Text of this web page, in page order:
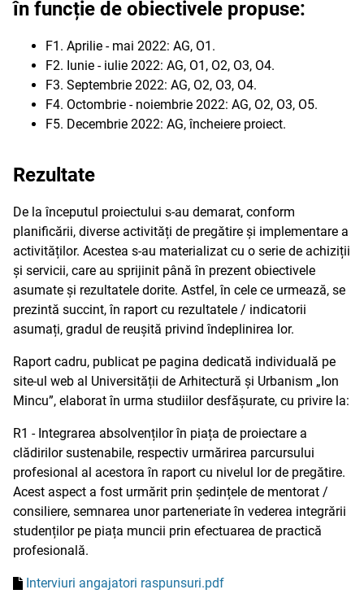
în funcție de obiectivele propuse:
F1. Aprilie - mai 2022: AG, O1.
F2. Iunie - iulie 2022: AG, O1, O2, O3, O4.
F3. Septembrie 2022: AG, O2, O3, O4.
F4. Octombrie - noiembrie 2022: AG, O2, O3, O5.
F5. Decembrie 2022: AG, încheiere proiect.
Rezultate
De la începutul proiectului s-au demarat, conform
planificării, diverse activități de pregătire și implementare a
activităților. Acestea s-au materializat cu o serie de achiziții
și servicii, care au sprijinit până în prezent obiectivele
asumate și rezultatele dorite. Astfel, în cele ce urmează, se
prezintă succint, în raport cu rezultatele / indicatorii
asumați, gradul de reușită privind îndeplinirea lor.
Raport cadru, publicat pe pagina dedicată individuală pe
site-ul web al Universității de Arhitectură și Urbanism „Ion
Mincu”, elaborat în urma studiilor desfășurate, cu privire la:
R1 - Integrarea absolvenților în piața de proiectare a
clădirilor sustenabile, respectiv urmărirea parcursului
profesional al acestora în raport cu nivelul lor de pregătire.
Acest aspect a fost urmărit prin ședințele de mentorat /
consiliere, semnarea unor parteneriate în vederea integrării
studenților pe piața muncii prin efectuarea de practică
profesională.
Interviuri angajatori raspunsuri.pdf